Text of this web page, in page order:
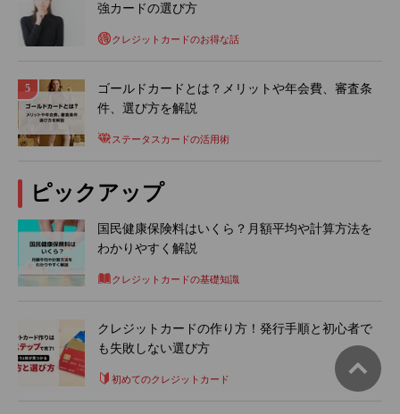
強カードの選び方
クレジットカードのお得な話
ゴールドカードとは？メリットや年会費、審査条
件、選び方を解説
ステータスカードの活用術
ピックアップ
国民健康保険料はいくら？月額平均や計算方法を
わかりやすく解説
クレジットカードの基礎知識
クレジットカードの作り方！発行手順と初心者で
も失敗しない選び方
初めてのクレジットカード